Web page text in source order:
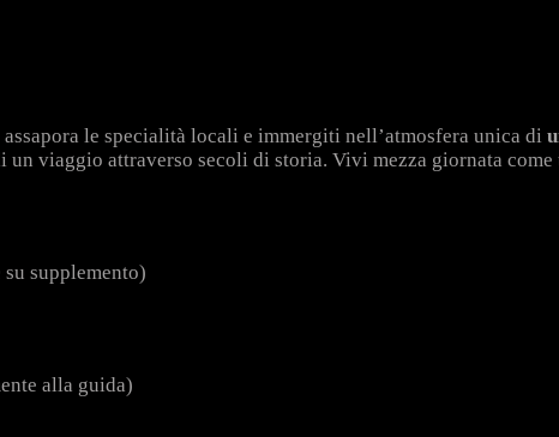
le specialità locali e immergiti nell’atmosfera unica di
viaggio attraverso secoli di storia. Vivi mezza giornata
supplemento)
alla guida)